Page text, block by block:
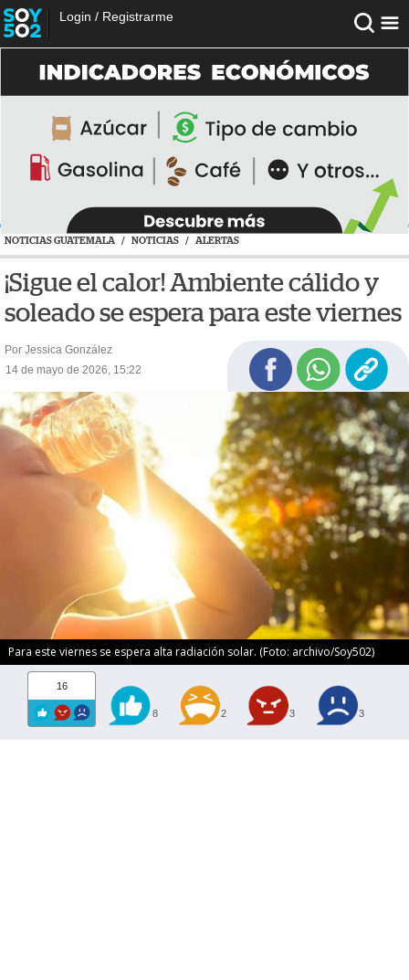
Login / Registrarme
NOTICIAS GUATEMALA / NOTICIAS / ALERTAS
¡Sigue el calor! Ambiente cálido y
soleado se espera para este viernes
Por Jessica González
14 de mayo de 2026, 15:22
Para este viernes se espera alta radiación solar. (Foto: archivo/Soy502)
16
8 2 3 3